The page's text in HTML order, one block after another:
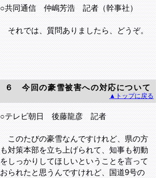
○共同通信 仲嶋芳浩 記者（幹事社）
それでは、質問ありましたら、どうぞ。
６ 今回の豪雪被害への対応について
▲トップに戻る
○テレビ朝日 後藤龍彦 記者
このたびの豪雪なんですけれど、県の方
も対策本部を立ち上げられて、知事も初動
をしっかりしてほしいということを言って
おられたと思うんですけれど、国道9号の